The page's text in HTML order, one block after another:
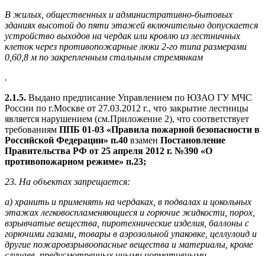
В жилых, общественных и административно-бытовых
зданиях высотой до пяти этажей включительно допускается
устройство выходов на чердак или кровлю из лестничных
клеток через противопожарные люки 2-го типа размерами
0,60,8 м по закрепленным стальным стремянкам
.
2.1.5. Выдано предписание Управлением по ЮЗАО ГУ МЧС
России по г.Москве от 27.03.2012 г., что закрытие лестницы
является нарушением (см.Приложение 2), что соответствует
требованиям ППБ 01-03 «Правила пожарной безопасности в
Российской Федерации» п.40 взамен Постановление
Правительства РФ от 25 апреля 2012 г. №390 «О
противопожарном режиме» п.23;
23. На объектах запрещается:
а) хранить и применять на чердаках, в подвалах и цокольных
этажах легковоспламеняющиеся и горючие жидкости, порох,
взрывчатые вещества, пиротехнические изделия, баллоны с
горючими газами, товары в аэрозольной упаковке, целлулоид и
другие пожаровзрывоопасные вещества и материалы, кроме